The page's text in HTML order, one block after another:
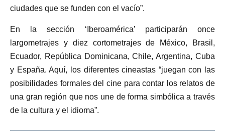
ciudades que se funden con el vacío”.
En la sección ‘Iberoamérica’ participarán once
largometrajes y diez cortometrajes de México, Brasil,
Ecuador, República Dominicana, Chile, Argentina, Cuba
y España. Aquí, los diferentes cineastas “juegan con las
posibilidades formales del cine para contar los relatos de
una gran región que nos une de forma simbólica a través
de la cultura y el idioma”.